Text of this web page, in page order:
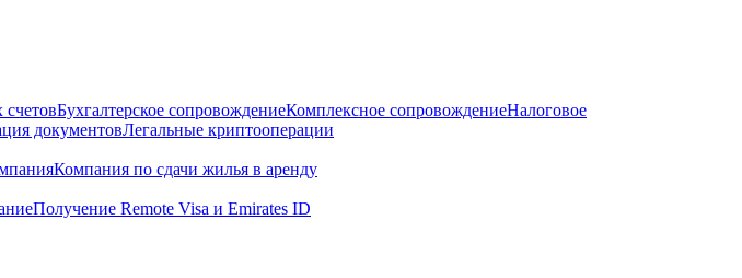
Бухгалтерское сопровождениеКомплексное сопровождениеНалоговое
документовЛегальные криптооперации
Компания по сдачи жилья в аренду
Получение Remote Visa и Emirates ID